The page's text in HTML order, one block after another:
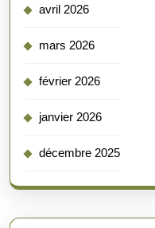
avril 2026
mars 2026
février 2026
janvier 2026
décembre 2025